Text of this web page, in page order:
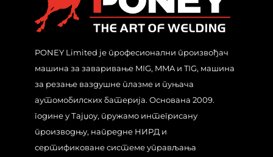
PONEY Limited је професионални произвођач
машина за заваривање MIG, MMA и TIG, машина
за резање ваздушне плазме и пуњача
аутомобилских батерија. Основана 2009.
године у Тајџоу, пружамо интегрисану
производњу, напредне НИРД и
сертификоване системе управљања